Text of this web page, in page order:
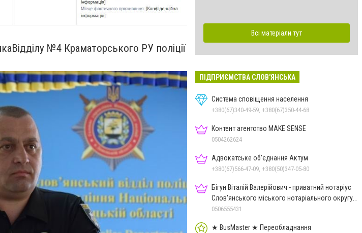
Вiддiлу №4 Краматорського РУ поліції
Всі матеріали тут
ПІДПРИЄМСТВА СЛОВ'ЯНСЬКА
Система сповіщення населення
+380(67)340-49-59, +380(67)350-44-68
Контент агентство MAKE SENSE
0504262624
Адвокатське об'єднання Актум
+380(67)566-47-09, +380(50)347-05-80
Бігун Віталій Валерійович - приватний нотаріус
Слов'янського міського нотаріального округу
Дон.обл.
0506555431
★ BusMaster ★ Переобладнання